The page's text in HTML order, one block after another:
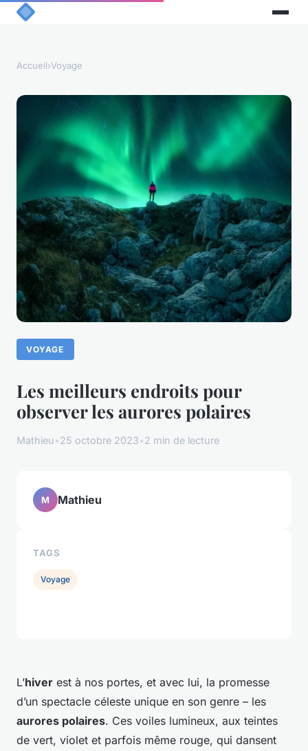
Accueil›Voyage
VOYAGE
Les meilleurs endroits pour
observer les aurores polaires
Mathieu•25 octobre 2023•2 min de lecture
L’hiver est à nos portes, et avec lui, la promesse
d’un spectacle céleste unique en son genre – les
aurores polaires. Ces voiles lumineux, aux teintes
de vert, violet et parfois même rouge, qui dansent
M Mathieu
TAGS
Voyage